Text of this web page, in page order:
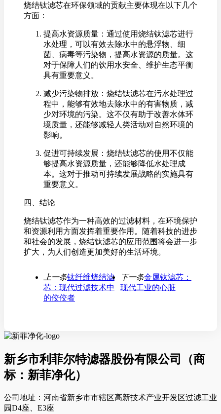
烧结钛滤芯在环保领域的贡献主要体现在以下几个
方面：
提高水资源质量：通过使用烧结钛滤芯进行
水处理，可以有效去除水中的悬浮物、细
菌、病毒等污染物，提高水资源的质量。这
对于保障人们的饮用水安全、维护生态平衡
具有重要意义。
减少污染物排放：烧结钛滤芯在污水处理过
程中，能够有效地去除水中的有害物质，减
少对环境的污染。这不仅有助于改善水体环
境质量，还能够减轻人类活动对自然环境的
影响。
促进可持续发展：烧结钛滤芯的使用不仅能
够提高水资源质量，还能够降低水处理成
本。这对于推动可持续发展战略的实施具有
重要意义。
四、结论
烧结钛滤芯作为一种高效的过滤材料，在环境保护
和资源利用方面发挥着重要作用。随着科技的进步
和社会的发展，烧结钛滤芯的应用范围将会进一步
扩大，为人们创造更加美好的生活环境。
上一条钛纤维烧结滤
芯：现代过滤技术中
的佼佼者
下一条金属钛滤芯：
现代工业的心脏
新乡市利菲尔特滤器股份有限公司（商
标：新菲净化）
公司地址：河南省新乡市市辖区高新技术产业开发区过滤工业
园D4座、E3座